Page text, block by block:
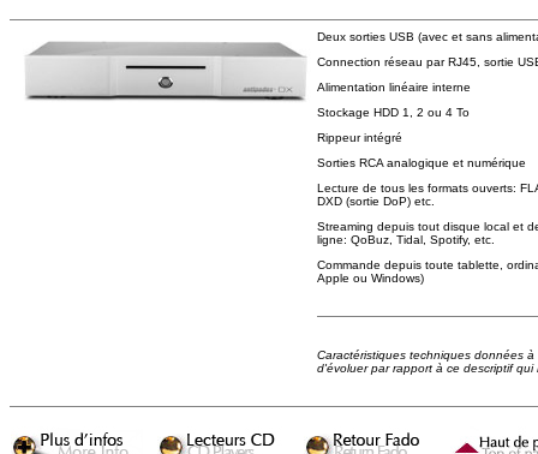
Deux sorties USB (avec et sans
Connection réseau par RJ45, sortie
Alimentation linéaire interne
Stockage HDD 1, 2 ou 4 To
Rippeur intégré
Sorties RCA analogique et numérique
Lecture de tous les formats ouverts:
DXD (sortie DoP) etc.
Streaming depuis tout disque local et
ligne: QoBuz, Tidal, Spotify, etc.
Commande depuis toute tablette,
Apple ou Windows)
Caractéristiques techniques données
d'évoluer par rapport à ce descriptif